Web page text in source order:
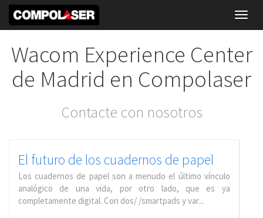
Wacom Experience Center
de Madrid en Compolaser
Contacte con nosotros
El futuro de los cuadernos de papel
Los cuadernos de papel son a menudo el último vínculo
analógico de una vida, por otro lado, que es ya
completamente digital. Con dos/ /smartpads y var...